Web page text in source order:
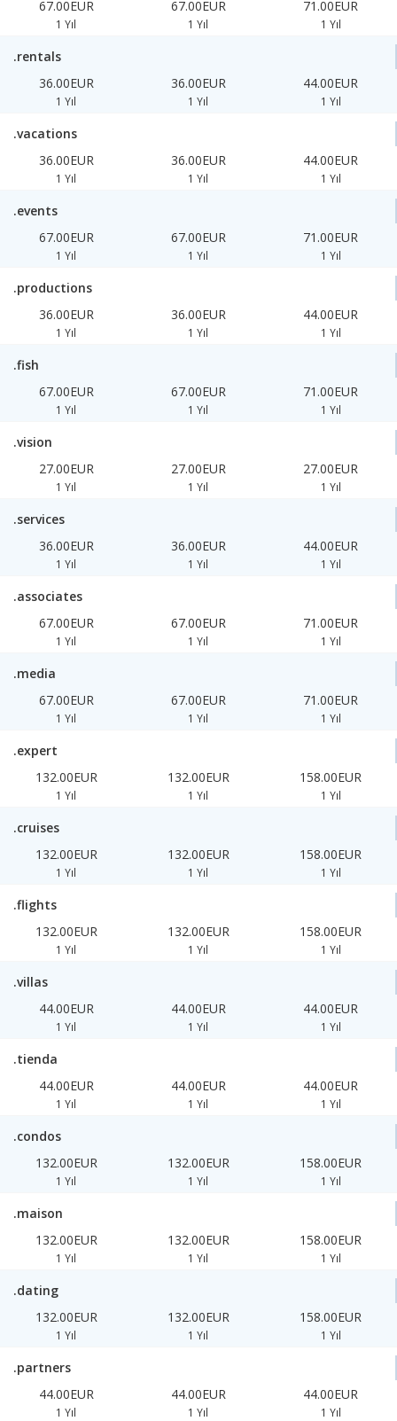
67.00EUR
1 Yıl
67.00EUR
1 Yıl
71.00EUR
1 Yıl
.rentals
36.00EUR
1 Yıl
36.00EUR
1 Yıl
44.00EUR
1 Yıl
.vacations
36.00EUR
1 Yıl
36.00EUR
1 Yıl
44.00EUR
1 Yıl
.events
67.00EUR
1 Yıl
67.00EUR
1 Yıl
71.00EUR
1 Yıl
.productions
36.00EUR
1 Yıl
36.00EUR
1 Yıl
44.00EUR
1 Yıl
.fish
67.00EUR
1 Yıl
67.00EUR
1 Yıl
71.00EUR
1 Yıl
.vision
27.00EUR
1 Yıl
27.00EUR
1 Yıl
27.00EUR
1 Yıl
.services
36.00EUR
1 Yıl
36.00EUR
1 Yıl
44.00EUR
1 Yıl
.associates
67.00EUR
1 Yıl
67.00EUR
1 Yıl
71.00EUR
1 Yıl
.media
67.00EUR
1 Yıl
67.00EUR
1 Yıl
71.00EUR
1 Yıl
.expert
132.00EUR
1 Yıl
132.00EUR
1 Yıl
158.00EUR
1 Yıl
.cruises
132.00EUR
1 Yıl
132.00EUR
1 Yıl
158.00EUR
1 Yıl
.flights
132.00EUR
1 Yıl
132.00EUR
1 Yıl
158.00EUR
1 Yıl
.villas
44.00EUR
1 Yıl
44.00EUR
1 Yıl
44.00EUR
1 Yıl
.tienda
44.00EUR
1 Yıl
44.00EUR
1 Yıl
44.00EUR
1 Yıl
.condos
132.00EUR
1 Yıl
132.00EUR
1 Yıl
158.00EUR
1 Yıl
.maison
132.00EUR
1 Yıl
132.00EUR
1 Yıl
158.00EUR
1 Yıl
.dating
132.00EUR
1 Yıl
132.00EUR
1 Yıl
158.00EUR
1 Yıl
.partners
44.00EUR
1 Yıl
44.00EUR
1 Yıl
44.00EUR
1 Yıl